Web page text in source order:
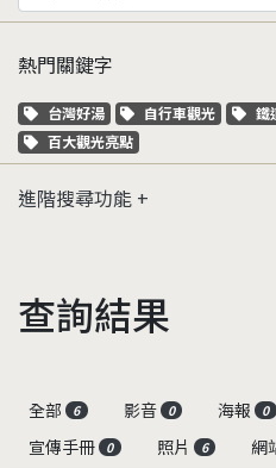
熱門關鍵字
關鍵字標籤
台灣好湯 關鍵字標籤
自行車觀光 關
鐵
關鍵字標籤
百大觀光亮點
進階搜尋功能
查詢結果
全部
6 影音 0 海報 0
宣傳手冊 0 照片 6 網